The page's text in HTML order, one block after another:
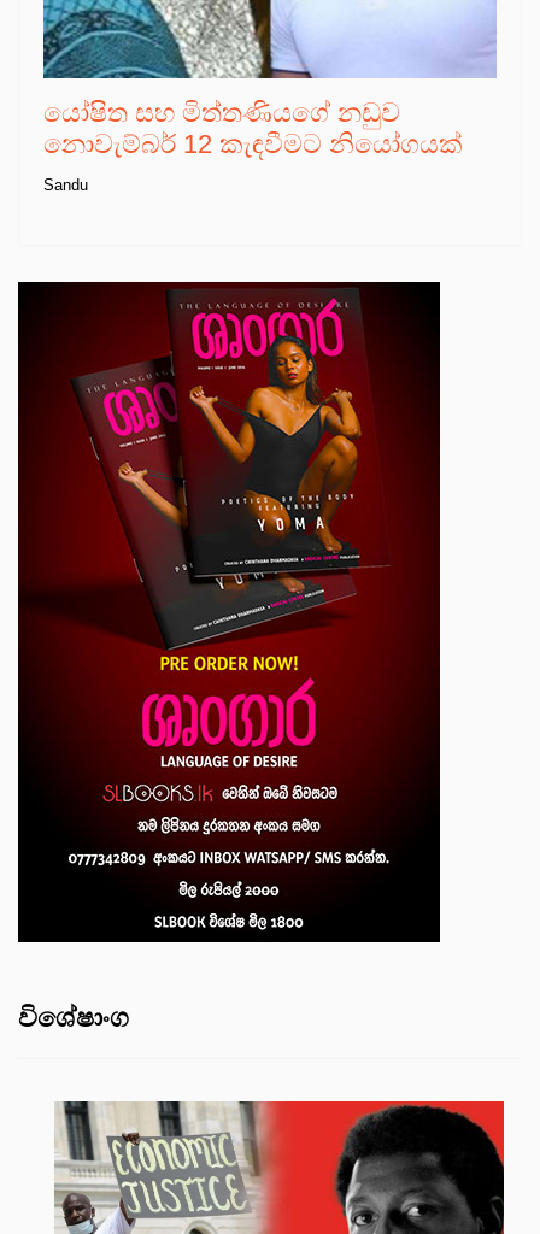
යෝෂිත සහ මිත්තණියගේ නඩුව
නොවැම්බර් 12 කැඳවීමට නියෝගයක්
Sandu
විශේෂාංග